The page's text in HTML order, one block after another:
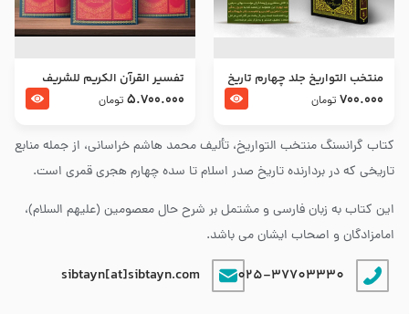
کتاب گرانسنگ منتخب التواريخ، تألیف محمد هاشم خراسانی، از جمله منابع
تاریخی که در بردارنده تاریخ صدر اسلام تا سده چهارم هجری قمری است.
این کتاب به زبان فارسی و مشتمل بر شرح حال معصومین (علیهم السلام)،
امامزادگان و اصحاب ایشان می باشد.
025-37703330
sibtayn[at]sibtayn.com
منتخب التواریخ جلد چهارم تاریخ
امام زین العابدین و امام محمد
700.000 تومان
تفسير القرآن الكريم للشريف
المرتضي قدس سرّه
5.700.000 تومان